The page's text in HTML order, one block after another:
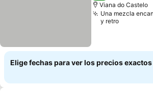
Viana do Castelo
Una mezcla
y retro
Elige fechas para ver los precios exactos